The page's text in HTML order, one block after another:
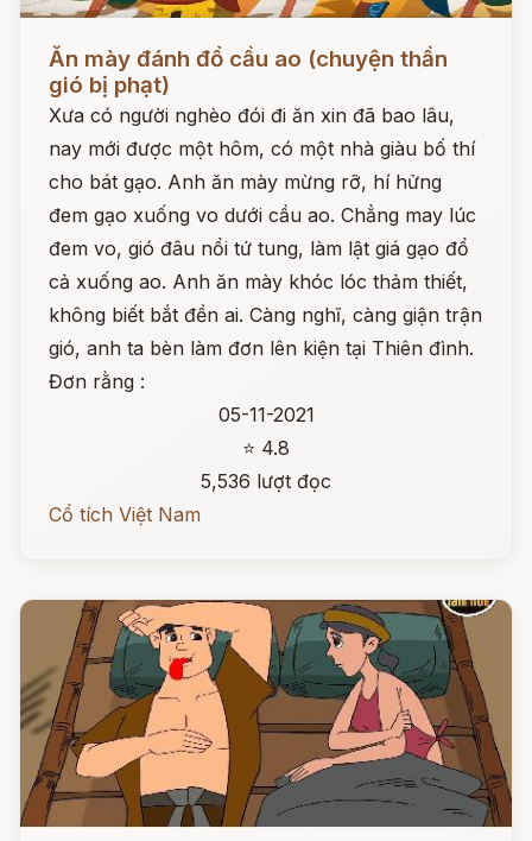
Đọc ngay
Ăn mày đánh đổ cầu ao (chuyện thần
gió bị phạt)
Xưa có người nghèo đói đi ăn xin đã bao lâu,
nay mới được một hôm, có một nhà giàu bố thí
cho bát gạo. Anh ăn mày mừng rỡ, hí hửng
đem gạo xuống vo dưới cầu ao. Chẳng may lúc
đem vo, gió đâu nổi tứ tung, làm lật giá gạo đổ
cả xuống ao. Anh ăn mày khóc lóc thảm thiết,
không biết bắt đền ai. Càng nghĩ, càng giận trận
gió, anh ta bèn làm đơn lên kiện tại Thiên đình.
Đơn rằng :
05-11-2021
⭐ 4.8
5,536 lượt đọc
Cổ tích Việt Nam